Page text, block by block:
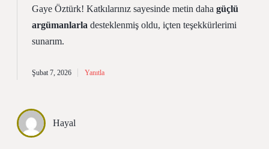
Gaye Öztürk! Katkılarınız sayesinde metin daha güçlü
argümanlarla desteklenmiş oldu, içten teşekkürlerimi
sunarım.
Şubat 7, 2026 Yanıtla
Hayal